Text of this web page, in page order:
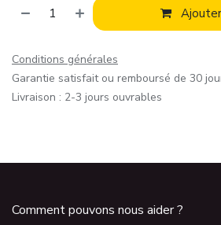
Conditions générales
Garantie satisfait ou remboursé de 30
Livraison : 2-3 jours ouvrables
Comment pouvons nous aider ?